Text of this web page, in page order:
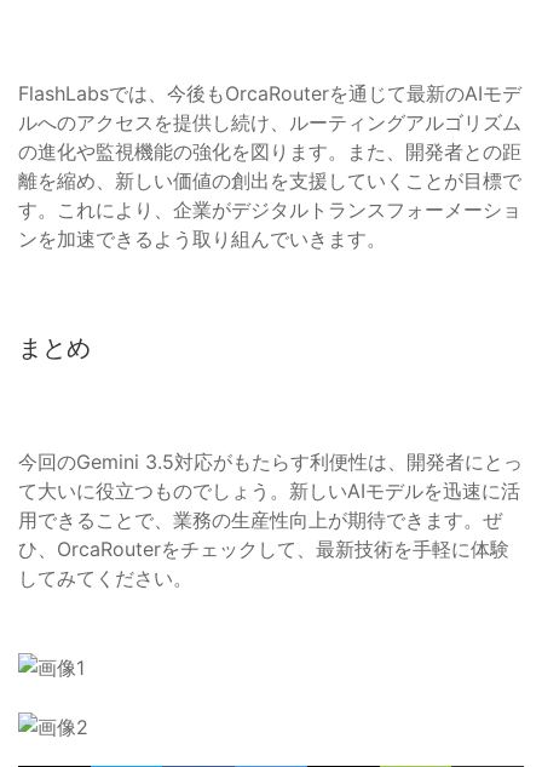
FlashLabsでは、今後もOrcaRouterを通じて最新のAIモデ
ルへのアクセスを提供し続け、ルーティングアルゴリズム
の進化や監視機能の強化を図ります。また、開発者との距
離を縮め、新しい価値の創出を支援していくことが目標で
す。これにより、企業がデジタルトランスフォーメーショ
ンを加速できるよう取り組んでいきます。
まとめ
今回のGemini 3.5対応がもたらす利便性は、開発者にとっ
て大いに役立つものでしょう。新しいAIモデルを迅速に活
用できることで、業務の生産性向上が期待できます。ぜ
ひ、OrcaRouterをチェックして、最新技術を手軽に体験
してみてください。